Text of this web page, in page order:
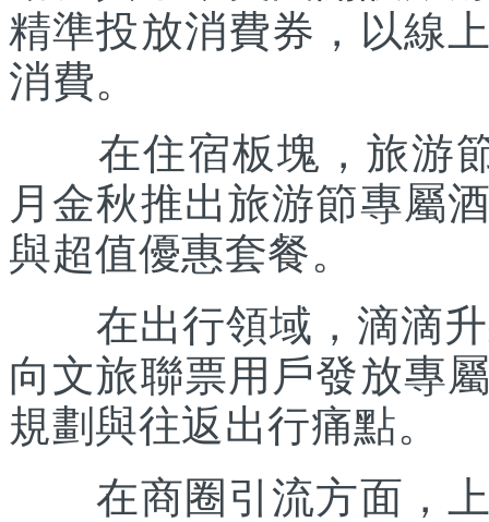
精準投放消費券，以線
消費。
在住宿板塊，旅游節
月金秋推出旅游節專屬
與超值優惠套餐。
在出行領域，滴滴升
向文旅聯票用戶發放專
規劃與往返出行痛點。
在商圈引流方面，上